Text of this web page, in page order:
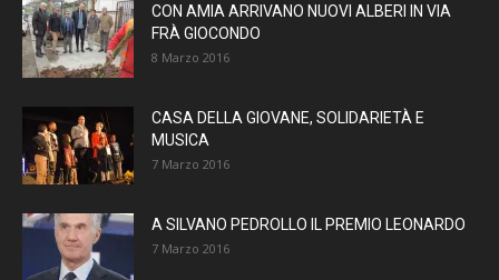
CON AMIA ARRIVANO NUOVI ALBERI IN VIA
FRÀ GIOCONDO
8 Marzo 2016
CASA DELLA GIOVANE, SOLIDARIETÀ E
MUSICA
7 Marzo 2016
A SILVANO PEDROLLO IL PREMIO LEONARDO
7 Marzo 2016